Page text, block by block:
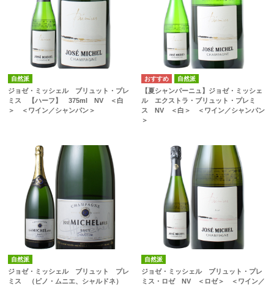
自然派
ジョゼ・ミッシェル ブリュット・プレ
ミス 【ハーフ】 375ml NV ＜白
＞ ＜ワイン／シャンパン＞
自然派
【夏シャンパーニュ】ジョゼ・ミッシェ
ル エクストラ・ブリュット・プレミ
ス NV ＜白＞ ＜ワイン／シャンパン
＞
自然派
ジョゼ・ミッシェル ブリュット プレ
ミス （ピノ・ムニエ、シャルドネ）
自然派
ジョゼ・ミッシェル ブリュット・プレ
ミス・ロゼ NV ＜ロゼ＞ ＜ワイン／